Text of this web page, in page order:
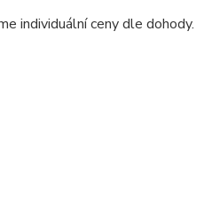
individuální ceny dle dohody.